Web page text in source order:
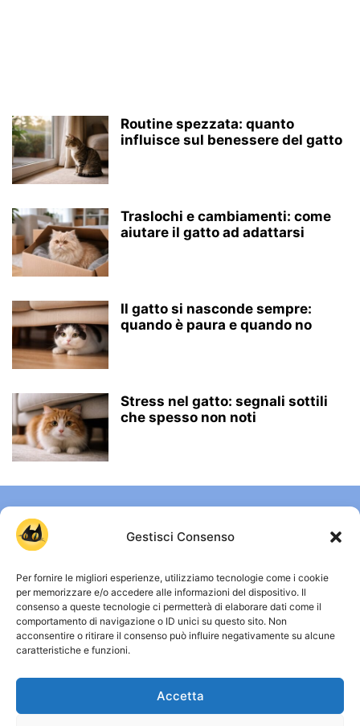
Gestisci Consenso
Per fornire le migliori esperienze, utilizziamo tecnologie come i cookie
per memorizzare e/o accedere alle informazioni del dispositivo. Il
consenso a queste tecnologie ci permetterà di elaborare dati come il
comportamento di navigazione o ID unici su questo sito. Non
acconsentire o ritirare il consenso può influire negativamente su alcune
caratteristiche e funzioni.
Accetta
Routine spezzata: quanto
influisce sul benessere del gatto
Traslochi e cambiamenti: come
aiutare il gatto ad adattarsi
Il gatto si nasconde sempre:
quando è paura e quando no
Stress nel gatto: segnali sottili
che spesso non noti
CHI SIAMO
accanto a un gatto e vuole capirlo davvero. Qui trovi guide
chiare, approfondimenti su comportamento, salute e vita
quotidiana, senza miti inutili e senza allarmismi. Osservare,